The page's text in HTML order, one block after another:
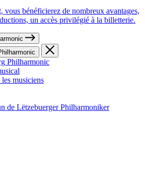
vous bénéficierez de nombreux avantages,
un accès privilégié à la billetterie.
Philharmonic
musiciens
de Lëtzebuerger Philharmoniker